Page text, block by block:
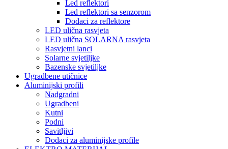
Led reflektori
Led reflektori sa senzorom
Dodaci za reflektore
LED ulična rasvjeta
LED ulična SOLARNA rasvjeta
Rasvjetni lanci
Solarne svjetiljke
Bazenske svjetiljke
Ugradbene utičnice
Aluminijski profili
Nadgradni
Ugradbeni
Kutni
Podni
Savitljivi
Dodaci za aluminijske profile